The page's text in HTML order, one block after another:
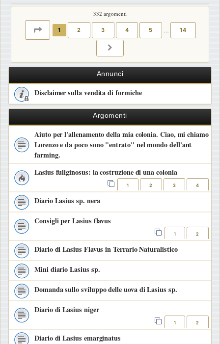
332 argomenti
PAGINA DI
1 2 3 4 5 … 14
Annunci
Disclaimer sulla vendita di formiche
Argomenti
Aiuto per l'allenamento della mia colonia. Ciao, mi chiamo
Lorenzo e da poco sono "entrato" nel mondo dell'ant
farming.
Lasius fuliginosus: la costruzione di una colonia
1 2 3 4
Diario Lasius sp. nera
Consigli per Lasius flavus
1 2
Diario di Lasius Flavus in Terrario Naturalistico
Mini diario Lasius sp.
Domanda sullo sviluppo delle uova di Lasius sp.
Diario di Lasius niger
1 2
Diario di Lasius emarginatus